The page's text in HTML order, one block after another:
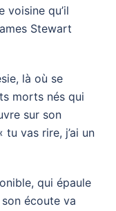
voisine qu’il
Stewart
là où se
morts nés qui
sur son
tu vas rire, j’ai un
qui épaule
écoute va